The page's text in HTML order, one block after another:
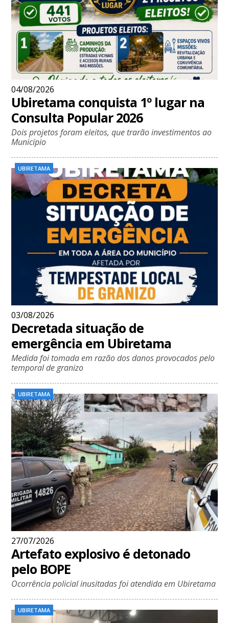
04/08/2026
Ubiretama conquista 1º lugar na
Consulta Popular 2026
Dois projetos foram eleitos, que trarão investimentos ao
Município
UBIRETAMA
03/08/2026
Decretada situação de
emergência em Ubiretama
Medida foi tomada em razão dos danos provocados pelo
temporal de granizo
UBIRETAMA
27/07/2026
Artefato explosivo é detonado
pelo BOPE
Ocorrência policial inusitadas foi atendida em Ubiretama
UBIRETAMA